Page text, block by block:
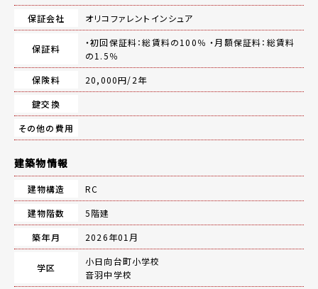
保証会社 オリコファレントインシュア
保証料
・初回保証料：総賃料の100％ ・月額保証料：総賃料
の1.5％
保険料
20,000円/2年
鍵交換
その他の費用
建築物情報
建物構造
RC
建物階数
5階建
築年月
2026年01月
学区
小日向台町小学校
音羽中学校